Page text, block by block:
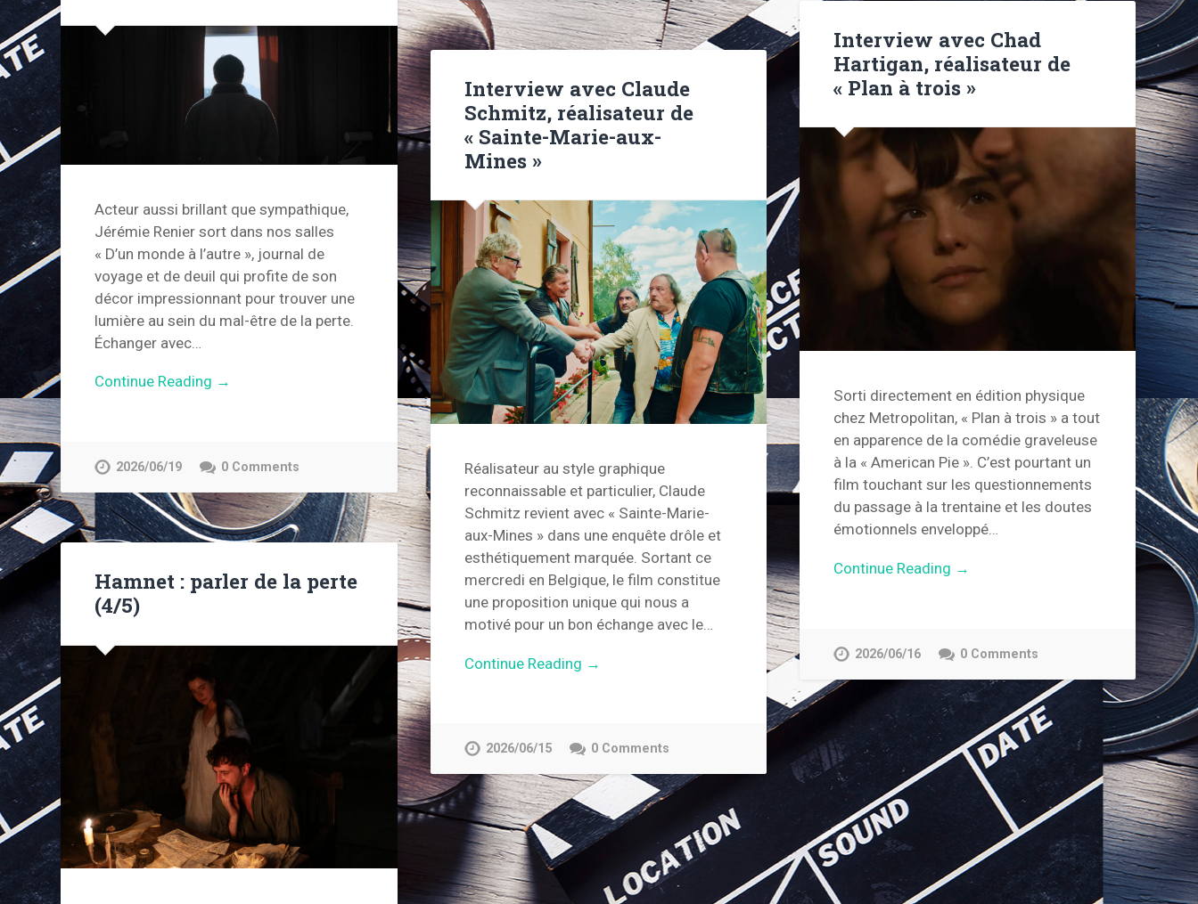
Acteur aussi brillant que sympathique,
Jérémie Renier sort dans nos salles
« D’un monde à l’autre », journal de
voyage et de deuil qui profite de son
décor impressionnant pour trouver une
lumière au sein du mal-être de la perte.
Échanger avec…
Continue Reading →
2026/06/19 0 Comments
Interview avec Chad
Hartigan, réalisateur de
« Plan à trois »
Sorti directement en édition physique
chez Metropolitan, « Plan à trois » a tout
en apparence de la comédie graveleuse
à la « American Pie ». C’est pourtant un
film touchant sur les questionnements
du passage à la trentaine et les doutes
émotionnels enveloppé…
Continue Reading →
2026/06/16 0 Comments
Interview avec Claude
Schmitz, réalisateur de
« Sainte-Marie-aux-
Mines »
Réalisateur au style graphique
reconnaissable et particulier, Claude
Schmitz revient avec « Sainte-Marie-
aux-Mines » dans une enquête drôle et
esthétiquement marquée. Sortant ce
mercredi en Belgique, le film constitue
une proposition unique qui nous a
motivé pour un bon échange avec le…
Continue Reading →
2026/06/15 0 Comments
Hamnet : parler de la perte
(4/5)